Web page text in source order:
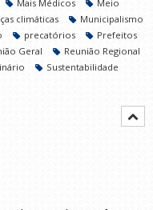
Mais Médicos
Meio
climáticas
Municipalismo
precatórios
Prefeitos
Geral
Reunião Regional
Sustentabilidade